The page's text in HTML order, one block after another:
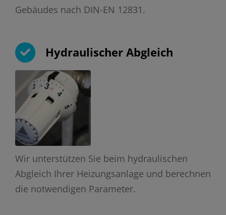
Gebäudes nach DIN-EN 12831.
Hydraulischer Abgleich
Wir unterstützen Sie beim hydraulischen
Abgleich Ihrer Heizungsanlage und berechnen
die notwendigen Parameter.